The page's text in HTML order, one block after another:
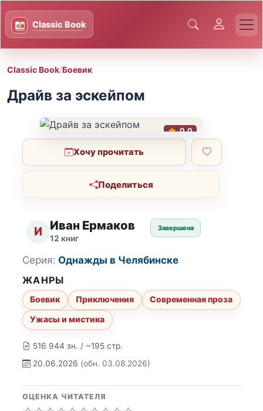
Classic Book/Боевик
Драйв за эскейпом
0.0
Хочу прочитать
Поделиться
И Иван Ермаков
12 книг
Завершена
516 944 зн. / ~195 стр.
20.06.2026 (обн. 03.08.2026)
Серия: Однажды в Челябинске
ЖАНРЫ
Боевик Приключения
Современная проза
Ужасы и мистика
ОЦЕНКА ЧИТАТЕЛЯ